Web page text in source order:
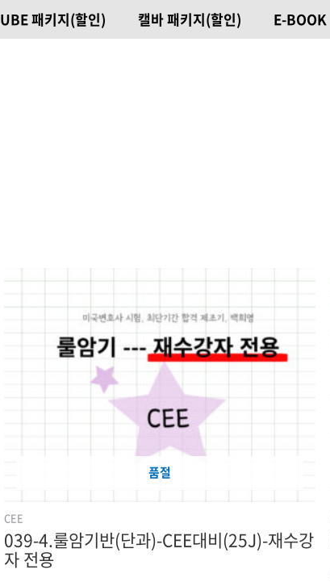
UBE 패키지(할인) 캘바 패키지(할인) E-BOOK
품절
CEE
039-4.룰암기반(단과)-CEE대비(25J)-재수강
자 전용